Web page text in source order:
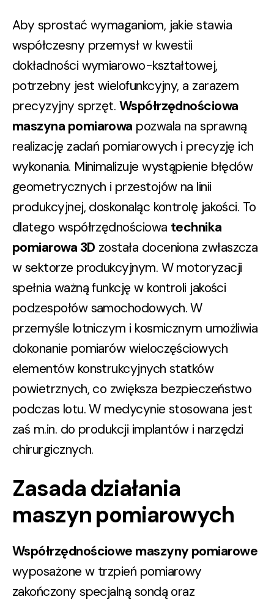
Aby sprostać wymaganiom, jakie stawia
współczesny przemysł w kwestii
dokładności wymiarowo-kształtowej,
potrzebny jest wielofunkcyjny, a zarazem
precyzyjny sprzęt. Współrzędnościowa
maszyna pomiarowa pozwala na sprawną
realizację zadań pomiarowych i precyzję ich
wykonania. Minimalizuje wystąpienie błędów
geometrycznych i przestojów na linii
produkcyjnej, doskonaląc kontrolę jakości. To
dlatego współrzędnościowa technika
pomiarowa 3D została doceniona zwłaszcza
w sektorze produkcyjnym. W motoryzacji
spełnia ważną funkcję w kontroli jakości
podzespołów samochodowych. W
przemyśle lotniczym i kosmicznym umożliwia
dokonanie pomiarów wieloczęściowych
elementów konstrukcyjnych statków
powietrznych, co zwiększa bezpieczeństwo
podczas lotu. W medycynie stosowana jest
zaś m.in. do produkcji implantów i narzędzi
chirurgicznych.
Zasada działania
maszyn pomiarowych
Współrzędnościowe maszyny pomiarowe
wyposażone w trzpień pomiarowy
zakończony specjalną sondą oraz